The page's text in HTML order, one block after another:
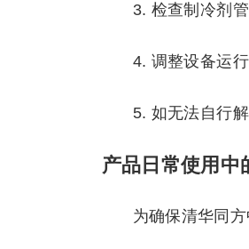
3. 检查制冷剂
4. 调整设备运
5. 如无法自行
产品日常使用中
为确保清华同